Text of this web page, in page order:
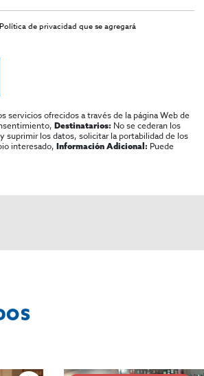
Política de privacidad que se agregará
servicios ofrecidos a través de la página Web de
Destinatarios: No se cederan los
suprimir los datos, solicitar la portabilidad de los
interesado, Información Adicional: Puede